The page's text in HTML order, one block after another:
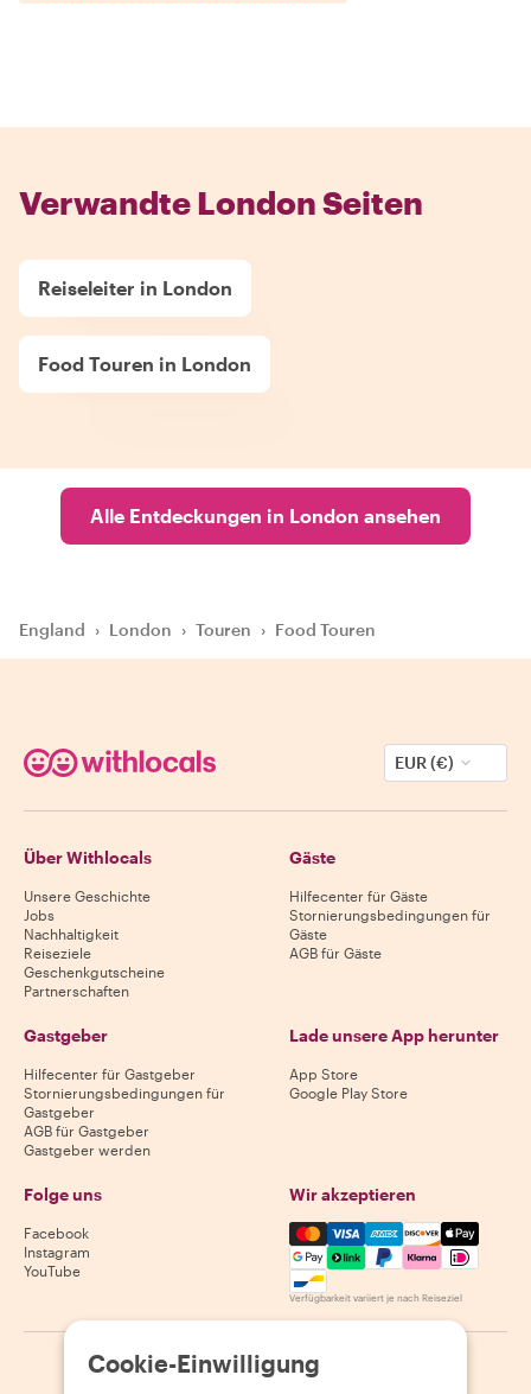
Verwandte London Seiten
Reiseleiter in London
Food Touren in London
Alle Entdeckungen in London ansehen
England › London › Touren › Food Touren
EUR (€)
Über Withlocals
Unsere Geschichte
Jobs
Nachhaltigkeit
Reiseziele
Geschenkgutscheine
Partnerschaften
Gäste
Hilfecenter für Gäste
Stornierungsbedingungen für
Gäste
AGB für Gäste
Gastgeber
Hilfecenter für Gastgeber
Stornierungsbedingungen für
Gastgeber
AGB für Gastgeber
Gastgeber werden
Lade unsere App herunter
App Store
Google Play Store
Folge uns
Facebook
Instagram
YouTube
Wir akzeptieren
Mastercard, Visa, Amex,
Verfügbarkeit variiert je nach Reiseziel
2026 Withlocals.com | Datenschutzerklärung
Cookie-Einwilligung